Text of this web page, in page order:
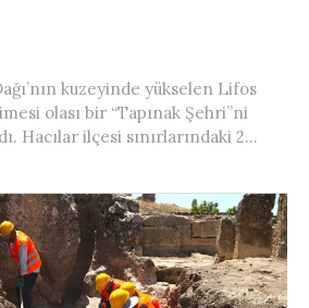
kuzeyinde yükselen Lifos
olası bir “Tapınak Şehri”ni
Hacılar ilçesi sınırlarındaki 2...